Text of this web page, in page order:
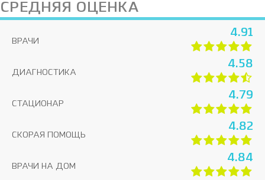
СРЕДНЯЯ ОЦЕНКА
ВРАЧИ
4.91
ДИАГНОСТИКА
4.58
СТАЦИОНАР
4.79
СКОРАЯ ПОМОЩЬ
4.82
ВРАЧИ НА ДОМ
4.84